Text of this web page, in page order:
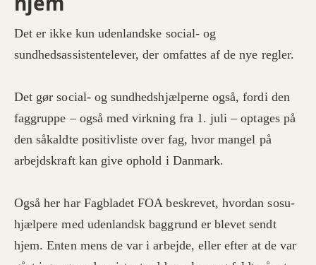
Det er ikke kun udenlandske social- og
sundhedsassistentelever, der omfattes af de nye regler.
Det gør social- og sundhedshjælperne også, fordi den
faggruppe – også med virkning fra 1. juli – optages på
den såkaldte positivliste over fag, hvor mangel på
arbejdskraft kan give ophold i Danmark.
Også her har Fagbladet FOA beskrevet, hvordan sosu-
hjælpere med udenlandsk baggrund er blevet sendt
hjem. Enten mens de var i arbejde, eller efter at de var